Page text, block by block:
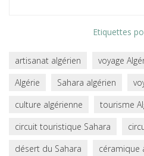
Etiquettes
artisanat algérien voyage
Algérie
Sahara algérien
culture algérienne
tourisme
circuit touristique Sahara
désert du Sahara
céramique